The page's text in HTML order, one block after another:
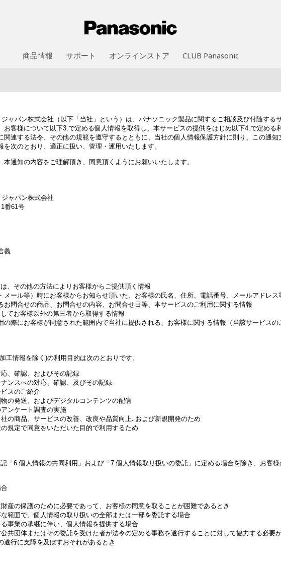
商品情報 サポート オンラインストア CLUB Panasonic
ャパン株式会社（以下「当社」という）は、パナソニック製品に関するご相談及び付随する
お客様について以下3.で定める個人情報を取得し、本サービスの提供をはじめ以下4.で定める
関連する法令、その他の規範を遵守するとともに、当社の個人情報保護方針に則り、この通
を次のとおり、適正に扱い、管理・運用いたします。
通知の内容をご理解頂き、同意頂くようにお願いいたします。
ャパン株式会社
番61号
義
、その他の方法によりお客様からご提供頂く情報
メール等）時にお客様からお知らせ頂いた、お客様の氏名、住所、電話番号、メールアドレス
お問合せの商品、お問合せの内容、お問合せ日等、本サービスのご利用に関する情報
てお客様以外の第三者から取得する情報
の際にお客様が同意された範囲内で当社に提供される、お客様に関する情報（当該サービスの
工情報を除く)の利用目的は次のとおりです。
、確認、およびその記録
ンスへの対応、確認、及びその記録
スのご紹介
の発送、およびデジタルコンテンツの配信
ンケート調査の実施
の商品、サービスの改善、改良や品質向上､および新規開発のため
規定で同意をいただいた目的で利用するため
「6.個人情報の共同利用」および「7.個人情報取り扱いの委託」に定める場合を除き、お客
産の保護のために必要であって、お客様の同意を取ることが困難であるとき
範囲で、個人情報の取り扱いの全部または一部を委託する場合
事業の承継に伴い、個人情報を提供する場合
共団体またはその委託を受けた者が法令の定める事務を遂行することに対して協力する必要
遂行に支障を及ぼすおそれがあるとき